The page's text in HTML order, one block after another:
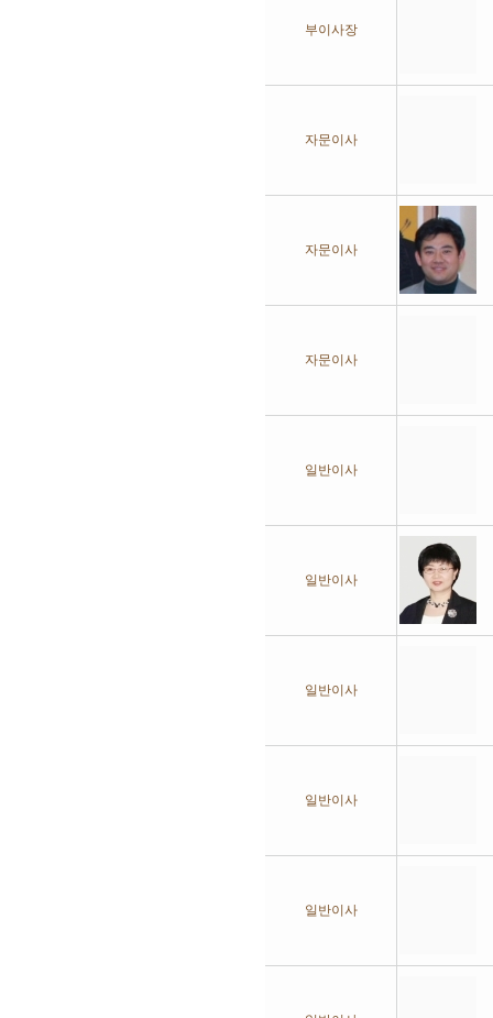
부이사장
자문이사
자문이사
자문이사
일반이사
일반이사
일반이사
일반이사
일반이사